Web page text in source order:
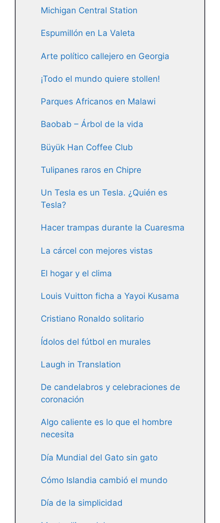
Michigan Central Station
Espumillón en La Valeta
Arte político callejero en Georgia
¡Todo el mundo quiere stollen!
Parques Africanos en Malawi
Baobab – Árbol de la vida
Büyük Han Coffee Club
Tulipanes raros en Chipre
Un Tesla es un Tesla. ¿Quién es
Tesla?
Hacer trampas durante la Cuaresma
La cárcel con mejores vistas
El hogar y el clima
Louis Vuitton ficha a Yayoi Kusama
Cristiano Ronaldo solitario
Ídolos del fútbol en murales
Laugh in Translation
De candelabros y celebraciones de
coronación
Algo caliente es lo que el hombre
necesita
Día Mundial del Gato sin gato
Cómo Islandia cambió el mundo
Día de la simplicidad